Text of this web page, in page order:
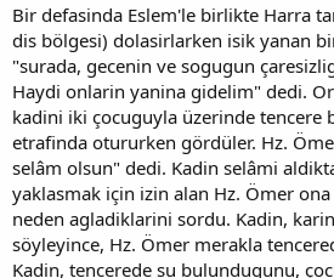
Bir defasinda Eslem'le birlikte Harra
dis bölgesi) dolasirlarken isik yanan
"surada, gecenin ve sogugun
Haydi onlarin yanina gidelim" dedi.
kadini iki çocuguyla üzerinde tencere
etrafinda otururken gördüler. Hz.
selâm olsun" dedi. Kadin selâmi
yaklasmak için izin alan Hz. Ömer
neden agladiklarini sordu. Kadin,
söyleyince, Hz. Ömer merakla
Kadin, tencerede su bulundugunu,